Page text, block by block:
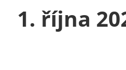
1. října